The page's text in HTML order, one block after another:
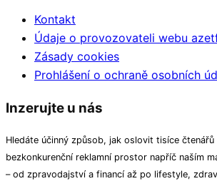
Kontakt
Údaje o provozovateli webu
Zásady cookies
Prohlášení o ochraně osobních
Inzerujte u nás
Hledáte účinný způsob, jak oslovit tisíce čtenářů
bezkonkurenční reklamní prostor napříč naším
– od zpravodajství a financí až po lifestyle,